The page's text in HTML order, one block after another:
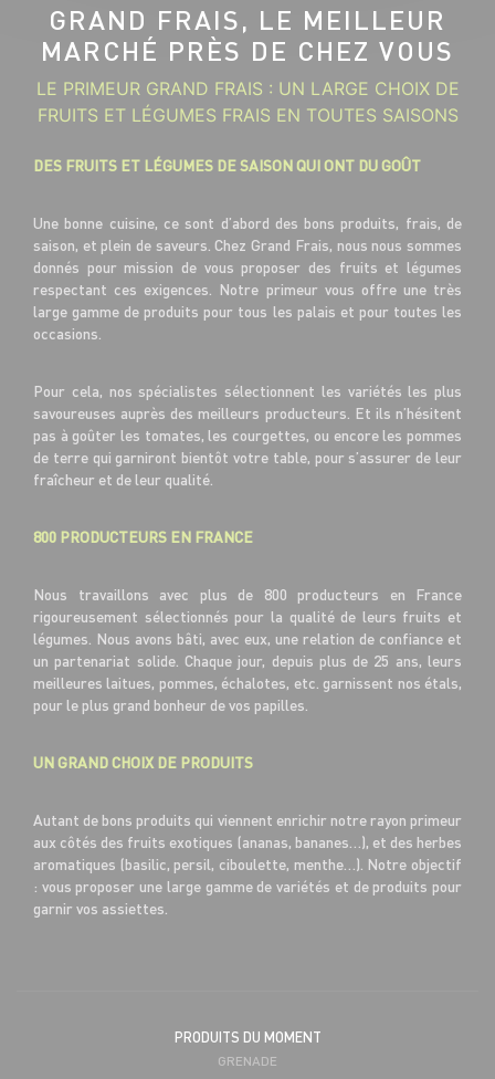
GRAND FRAIS, LE MEILLEUR
MARCHÉ PRÈS DE CHEZ VOUS
LE PRIMEUR GRAND FRAIS : UN LARGE CHOIX DE
FRUITS ET LÉGUMES FRAIS EN TOUTES SAISONS
DES FRUITS ET LÉGUMES DE SAISON QUI ONT DU GOÛT
Une bonne cuisine, ce sont d’abord des bons produits, frais, de
saison, et plein de saveurs. Chez Grand Frais, nous nous sommes
donnés pour mission de vous proposer des fruits et légumes
respectant ces exigences. Notre primeur vous offre une très
large gamme de produits pour tous les palais et pour toutes les
occasions.
Pour cela, nos spécialistes sélectionnent les variétés les plus
savoureuses auprès des meilleurs producteurs. Et ils n’hésitent
pas à goûter les tomates, les courgettes, ou encore les pommes
de terre qui garniront bientôt votre table, pour s’assurer de leur
fraîcheur et de leur qualité.
800 PRODUCTEURS EN FRANCE
Nous travaillons avec plus de 800 producteurs en France
rigoureusement sélectionnés pour la qualité de leurs fruits et
légumes. Nous avons bâti, avec eux, une relation de confiance et
un partenariat solide. Chaque jour, depuis plus de 25 ans, leurs
meilleures laitues, pommes, échalotes, etc. garnissent nos étals,
pour le plus grand bonheur de vos papilles.
UN GRAND CHOIX DE PRODUITS
Autant de bons produits qui viennent enrichir notre rayon primeur
aux côtés des fruits exotiques (ananas, bananes…), et des herbes
aromatiques (basilic, persil, ciboulette, menthe…). Notre objectif
: vous proposer une large gamme de variétés et de produits pour
garnir vos assiettes.
PRODUITS DU MOMENT
GRENADE